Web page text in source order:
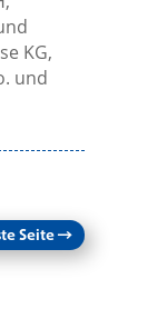
KG,
und
Seite→